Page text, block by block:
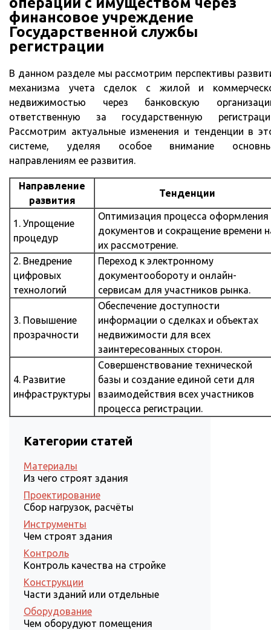
финансовое учреждение
Государственной службы
регистрации
В данном разделе мы рассмотрим перспективы
механизма учета сделок с жилой и
недвижимостью через банковскую
ответственную за государственную
Рассмотрим актуальные изменения и тенденции в
системе, уделяя особое внимание
направлениям ее развития.
Направление
развития
Тенденции
1. Упрощение
процедур
Оптимизация процесса оформления
документов и сокращение времени
их рассмотрение.
2. Внедрение
цифровых
технологий
Переход к электронному
документообороту и онлайн-
сервисам для участников рынка.
3. Повышение
прозрачности
Обеспечение доступности
информации о сделках и объектах
недвижимости для всех
заинтересованных сторон.
4. Развитие
инфраструктуры
Совершенствование технической
базы и создание единой сети для
взаимодействия всех участников
процесса регистрации.
Категории статей
Материалы
Из чего строят здания
Проектирование
Сбор нагрузок, расчёты
Инструменты
Чем строят здания
Контроль
Контроль качества на стройке
Конструкции
Части зданий или отдельные
Оборудование
Чем оборудуют помещения